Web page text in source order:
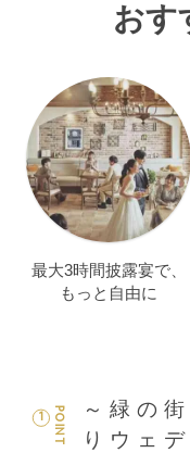
おす
最大3時間披露宴で、
もっと自由に
POINT
1
～緑の
りウェ